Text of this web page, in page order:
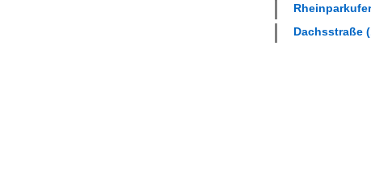
Dachsstraße